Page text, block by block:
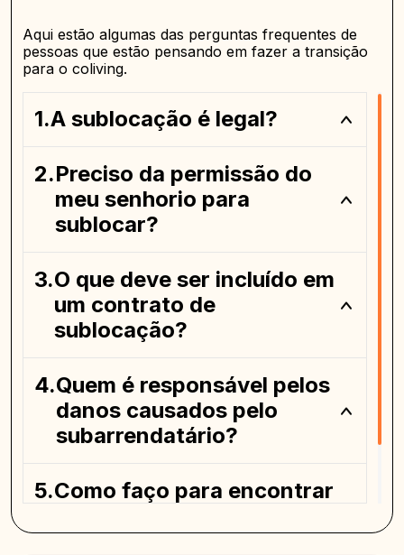
Aqui estão algumas das perguntas frequentes de
pessoas que estão pensando em fazer a transição
para o coliving.
A sublocação é legal?
Preciso da permissão do
meu senhorio para
sublocar?
O que deve ser incluído em
um contrato de
sublocação?
Quem é responsável pelos
danos causados pelo
subarrendatário?
Como faço para encontrar
confiável?